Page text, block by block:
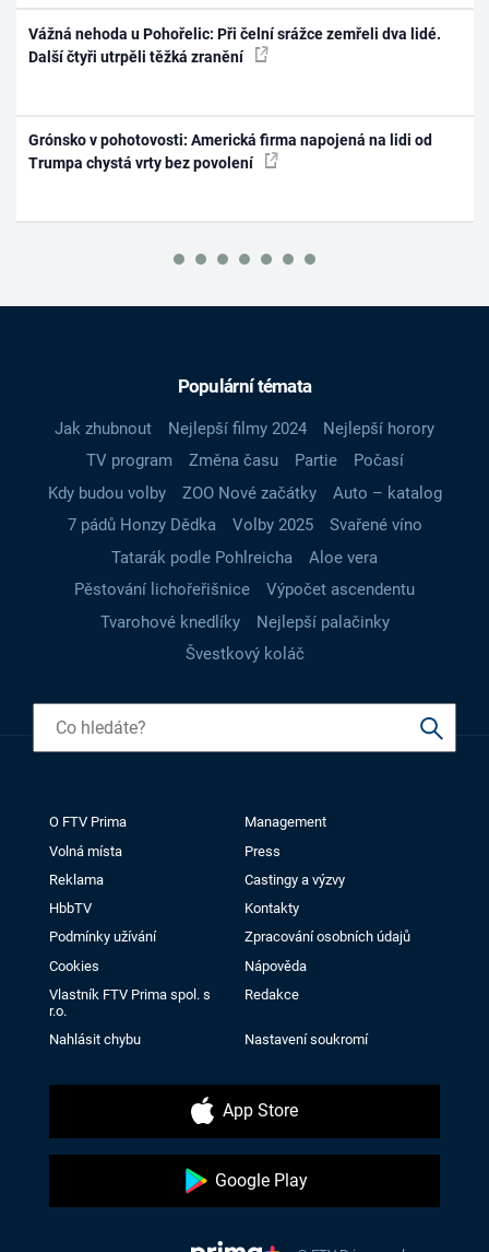
Vážná nehoda u Pohořelic: Při čelní srážce zemřeli dva lidé.
Další čtyři utrpěli těžká zranění
Grónsko v pohotovosti: Americká firma napojená na lidi od
Trumpa chystá vrty bez povolení
Populární témata
Jak zhubnout Nejlepší filmy 2024
Nejlepší horory
TV program
Změna času Partie
Počasí
Kdy budou volby
ZOO Nové začátky
Auto – katalog
7 pádů Honzy Dědka
Volby 2025
Svařené víno
Tatarák podle Pohlreicha
Aloe vera
Pěstování lichořeřišnice
Výpočet ascendentu
Tvarohové knedlíky
Nejlepší palačinky
Švestkový koláč
O FTV Prima
Management
Volná místa
Press
Reklama
Castingy a výzvy
HbbTV
Kontakty
Podmínky užívání
Zpracování osobních údajů
Cookies
Nápověda
Vlastník FTV Prima spol. s
r.o.
Redakce
Nahlásit chybu Nastavení soukromí
App Store
Google Play